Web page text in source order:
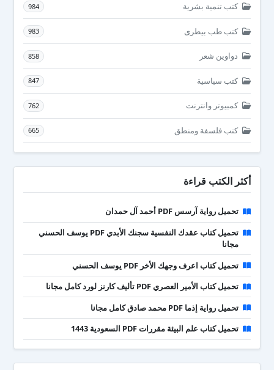
كتب تنمية بشرية 984
كتب طب بيطرى 983
دواوين شعر 858
كتب سياسية 847
كمبيوتر وانترنت 762
كتب فلسفة ومنطق 665
أكثر الكتب قراءة
تحميل رواية آرسس PDF أحمد آل حمدان
تحميل كتاب عقدك النفسية سجنك الأبدي PDF يوسف الحسني
مجانا
تحميل كتاب اعرف وجهك الأخر PDF يوسف الحسني
تحميل كتاب الأمير العصري PDF تأليف كارنز لورد كامل مجانا
تحميل رواية إذما PDF محمد صادق كامل مجانا
تحميل كتاب علم البيئة مقررات PDF السعودية 1443